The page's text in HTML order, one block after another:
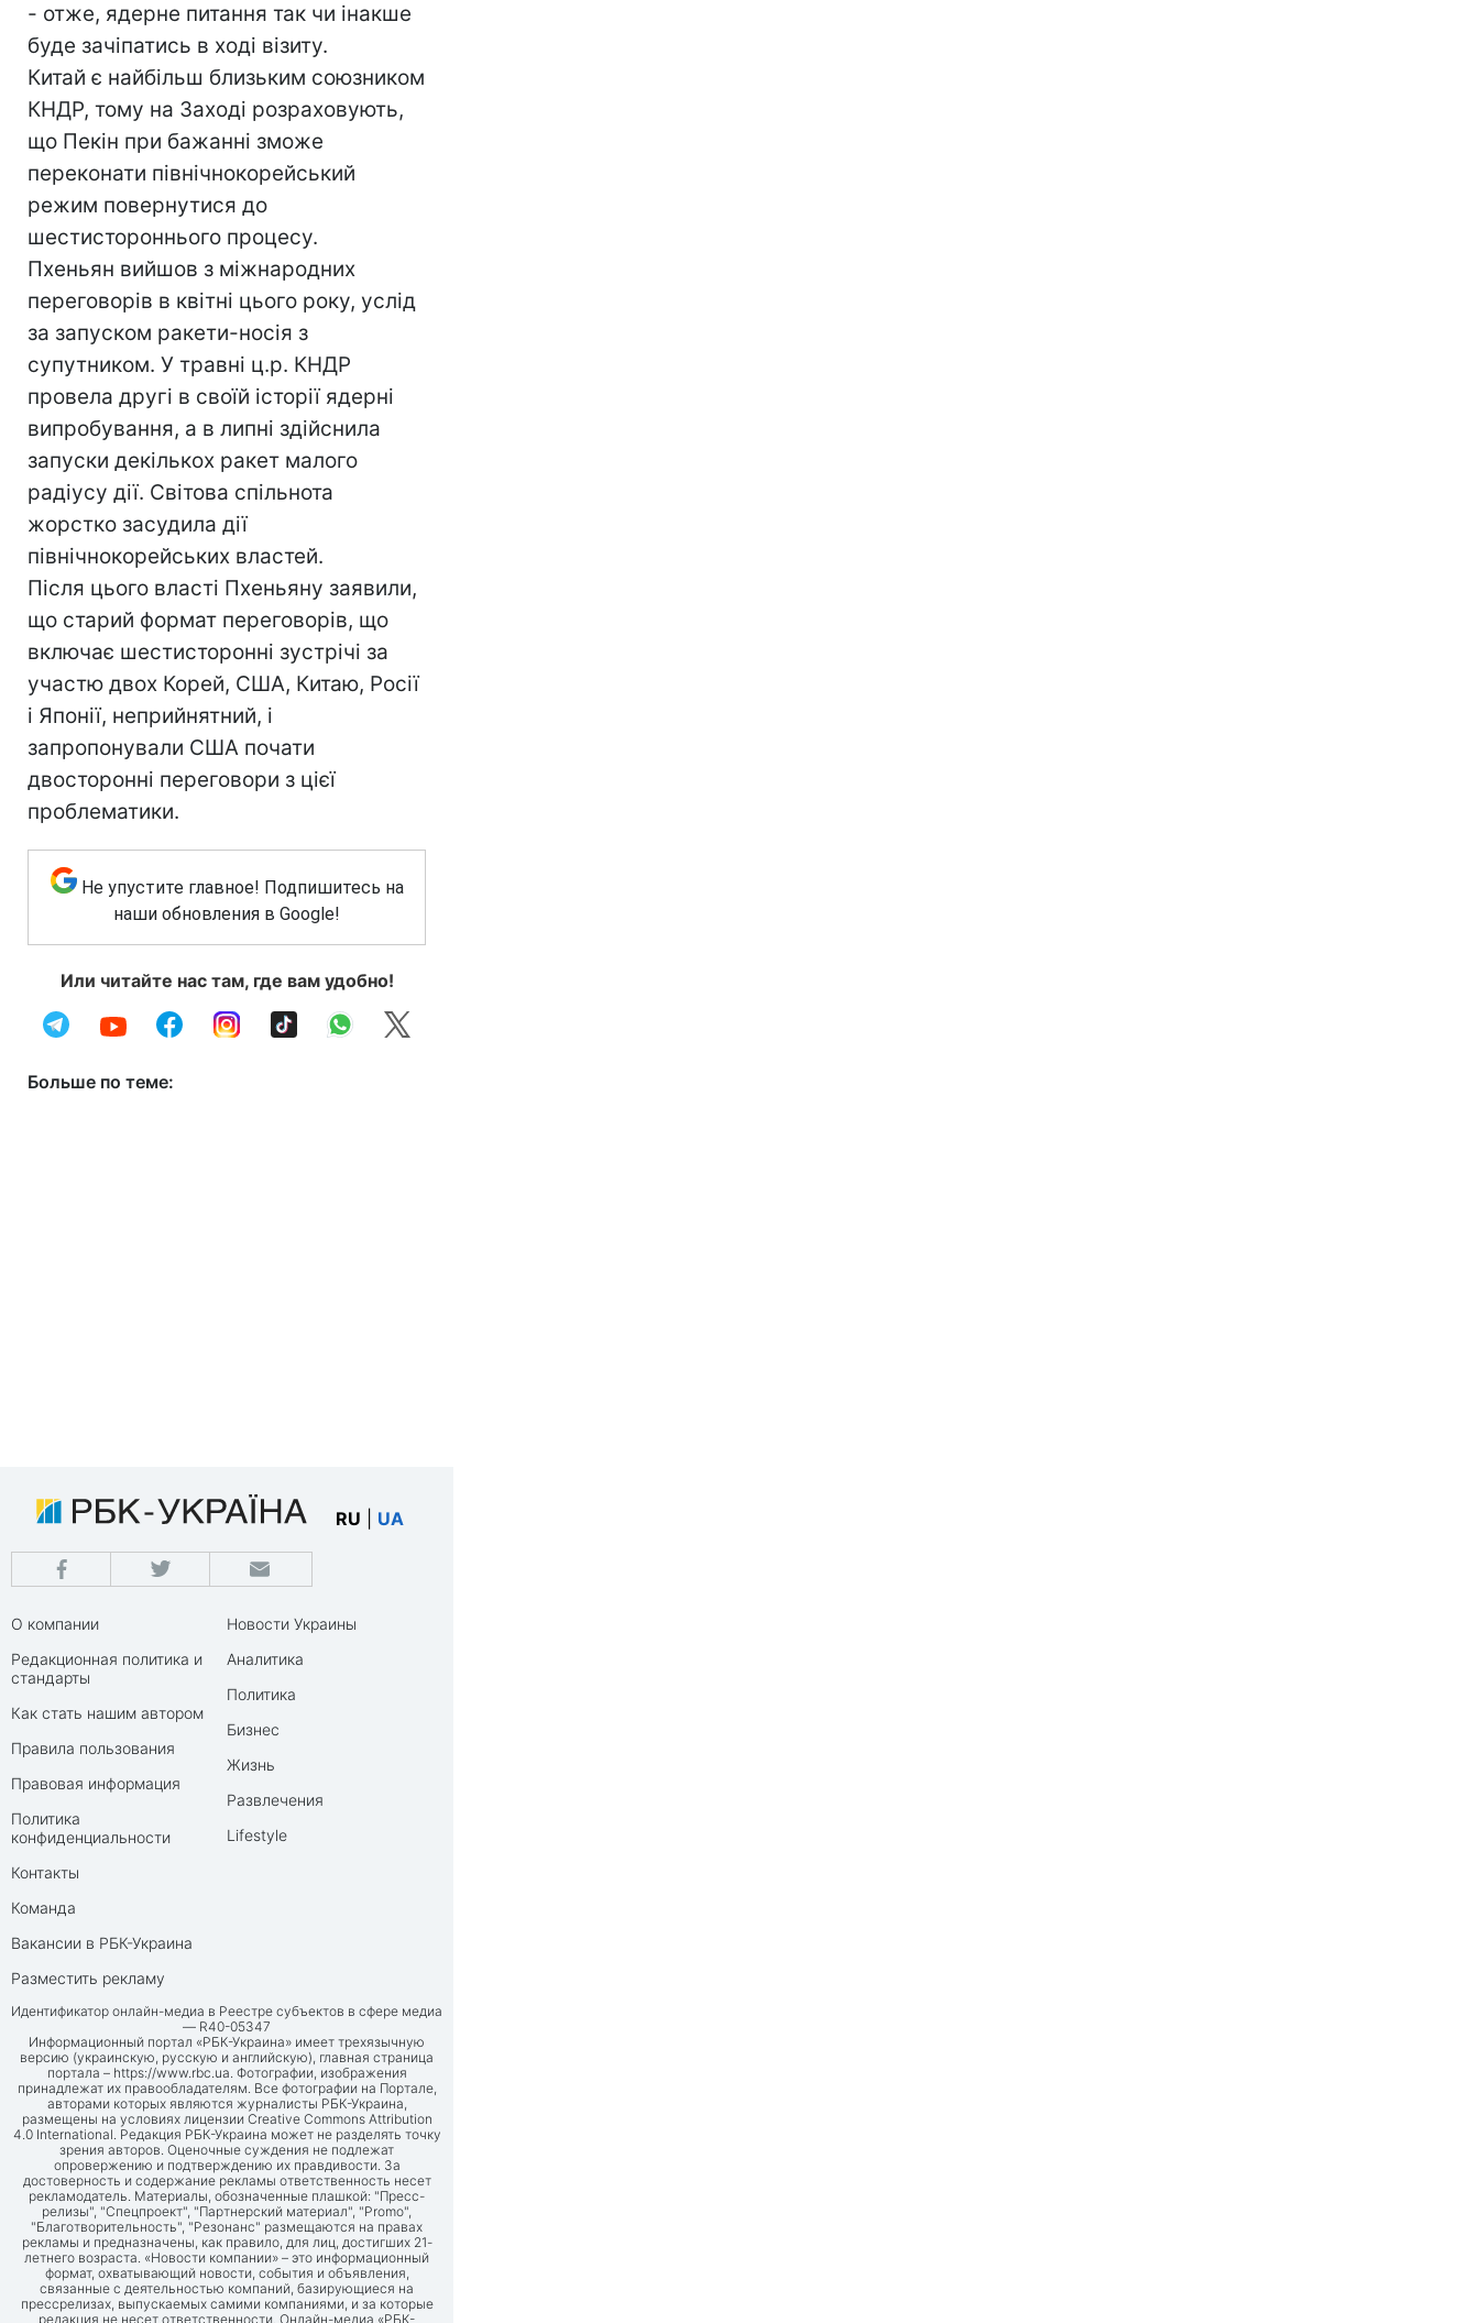
- отже, ядерне питання так чи інакше
буде зачіпатись в ході візиту.
Китай є найбільш близьким союзником
КНДР, тому на Заході розраховують,
що Пекін при бажанні зможе
переконати північнокорейський
режим повернутися до
шестистороннього процесу.
Пхеньян вийшов з міжнародних
переговорів в квітні цього року, услід
за запуском ракети-носія з
супутником. У травні ц.р. КНДР
провела другі в своїй історії ядерні
випробування, а в липні здійснила
запуски декількох ракет малого
радіусу дії. Світова спільнота
жорстко засудила дії
північнокорейських властей.
Після цього власті Пхеньяну заявили,
що старий формат переговорів, що
включає шестисторонні зустрічі за
участю двох Корей, США, Китаю, Росії
і Японії, неприйнятний, і
запропонували США почати
двосторонні переговори з цієї
проблематики.
Не упустите главное! Подпишитесь на
наши обновления в Google!
Или читайте нас там, где вам удобно!
Больше по теме:
RU UA
О компании
Редакционная политика и
стандарты
Как стать нашим автором
Правила пользования
Правовая информация
Политика
конфиденциальности
Контакты
Команда
Вакансии в РБК-Украина
Разместить рекламу
Новости Украины
Аналитика
Политика
Бизнес
Жизнь
Развлечения
Lifestyle
Идентификатор онлайн-медиа в Реестре субъектов в сфере медиа
— R40-05347
Информационный портал «РБК-Украина» имеет трехязычную
версию (украинскую, русскую и английскую), главная страница
портала – https://www.rbc.ua. Фотографии, изображения
принадлежат их правообладателям. Все фотографии на Портале,
авторами которых являются журналисты РБК-Украина,
размещены на условиях лицензии Creative Commons Attribution
4.0 International. Редакция РБК-Украина может не разделять точку
зрения авторов. Оценочные суждения не подлежат
опровержению и подтверждению их правдивости. За
достоверность и содержание рекламы ответственность несет
рекламодатель. Материалы, обозначенные плашкой: "Пресс-
релизы", "Спецпроект", "Партнерский материал", "Promo",
"Благотворительность", "Резонанс" размещаются на правах
рекламы и предназначены, как правило, для лиц, достигших 21-
летнего возраста. «Новости компании» – это информационный
формат, охватывающий новости, события и объявления,
связанные с деятельностью компаний, базирующиеся на
прессрелизах, выпускаемых самими компаниями, и за которые
редакция не несет ответственности. Онлайн-медиа «РБК-